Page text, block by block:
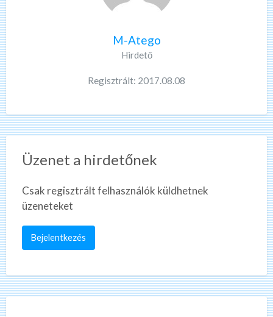
M-Atego
Hirdető
Regisztrált: 2017.08.08
Üzenet a hirdetőnek
Csak regisztrált felhasználók küldhetnek
üzeneteket
Bejelentkezés